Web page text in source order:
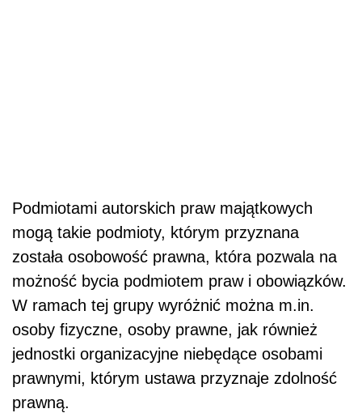
Podmiotami autorskich praw majątkowych
mogą takie podmioty, którym przyznana
została osobowość prawna, która pozwala na
możność bycia podmiotem praw i obowiązków.
W ramach tej grupy wyróżnić można m.in.
osoby fizyczne, osoby prawne, jak również
jednostki organizacyjne niebędące osobami
prawnymi, którym ustawa przyznaje zdolność
prawną.